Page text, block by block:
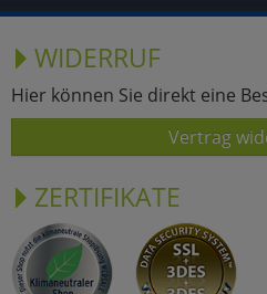
WIDERRUF
Hier können Sie direkt eine
Vertrag
ZERTIFIKATE